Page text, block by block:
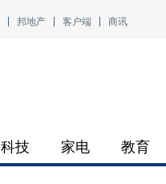
邦地产 客户端 商讯
科技 家电 教育